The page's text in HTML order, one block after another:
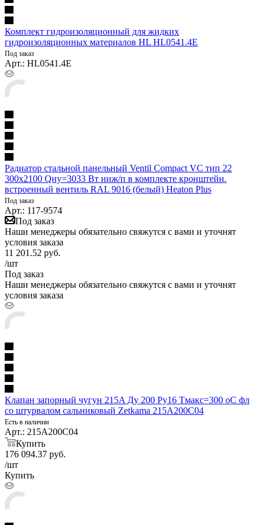
Комплект гидроизоляционный для жидких
гидроизоляционных материалов HL HL0541.4E
Под заказ
Арт.: HL0541.4E
Радиатор стальной панельный Ventil Compact VC тип 22
300х2100 Qну=3033 Вт ниж/п в комплекте кронштейн.
встроенный вентиль RAL 9016 (белый) Heaton Plus
Под заказ
Арт.: 117-9574
Под заказ
Наши менеджеры обязательно свяжутся с вами и уточнят
условия заказа
11 201.52 руб.
/шт
Под заказ
Наши менеджеры обязательно свяжутся с вами и уточнят
условия заказа
Клапан запорный чугун 215A Ду 200 Ру16 Тмакс=300 оС фл
со штурвалом сальниковый Zetkama 215A200C04
Есть в наличии
Арт.: 215A200C04
Купить
176 094.37 руб.
/шт
Купить